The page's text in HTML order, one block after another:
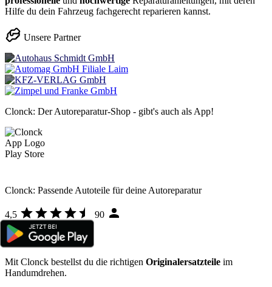
Hilfe du dein Fahrzeug fachgerecht reparieren kannst.
Unsere Partner
Clonck: Der Autoreparatur-Shop - gibt's auch als App!
Clonck: Passende Autoteile für deine Autoreparatur
4,5 90
Mit Clonck bestellst du die richtigen Originalersatzteile im
Handumdrehen.